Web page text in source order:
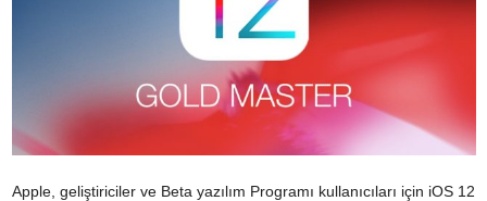
Apple, geliştiriciler ve Beta yazılım Programı kullanıcıları için iOS 12